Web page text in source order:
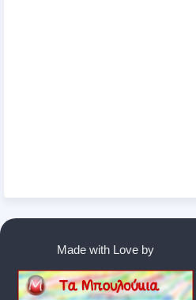
Made with Love by